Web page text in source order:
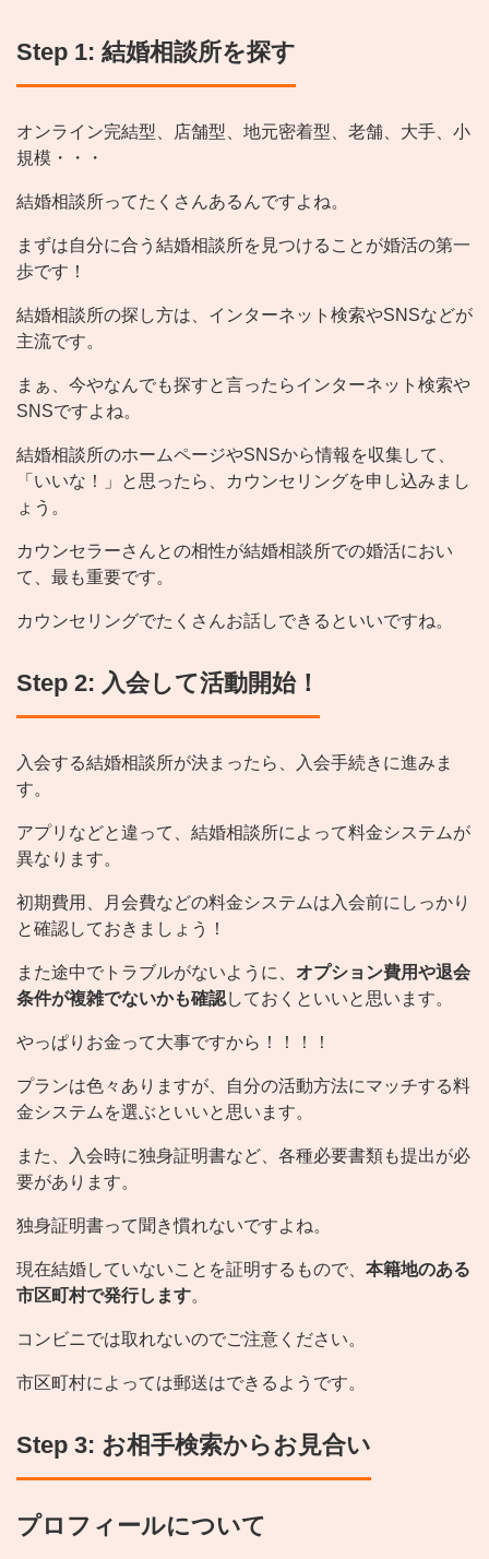
Step 1: 結婚相談所を探す
オンライン完結型、店舗型、地元密着型、老舗、大手、小
規模・・・
結婚相談所ってたくさんあるんですよね。
まずは自分に合う結婚相談所を見つけることが婚活の第一
歩です！
結婚相談所の探し方は、インターネット検索やSNSなどが
主流です。
まぁ、今やなんでも探すと言ったらインターネット検索や
SNSですよね。
結婚相談所のホームページやSNSから情報を収集して、
「いいな！」と思ったら、カウンセリングを申し込みまし
ょう。
カウンセラーさんとの相性が結婚相談所での婚活におい
て、最も重要です。
カウンセリングでたくさんお話しできるといいですね。
Step 2: 入会して活動開始！
入会する結婚相談所が決まったら、入会手続きに進みま
す。
アプリなどと違って、結婚相談所によって料金システムが
異なります。
初期費用、月会費などの料金システムは入会前にしっかり
と確認しておきましょう！
また途中でトラブルがないように、 オプション費用や退会
条件が複雑でないかも確認しておくといいと思います。
やっぱりお金って大事ですから！！！！
プランは色々ありますが、自分の活動方法にマッチする料
金システムを選ぶといいと思います。
また、入会時に独身証明書など、各種必要書類も提出が必
要があります。
独身証明書って聞き慣れないですよね。
現在結婚していないことを証明するもので、 本籍地のある
市区町村で発行します。
コンビニでは取れないのでご注意ください。
市区町村によっては郵送はできるようです。
Step 3: お相手検索からお見合い
プロフィールについて